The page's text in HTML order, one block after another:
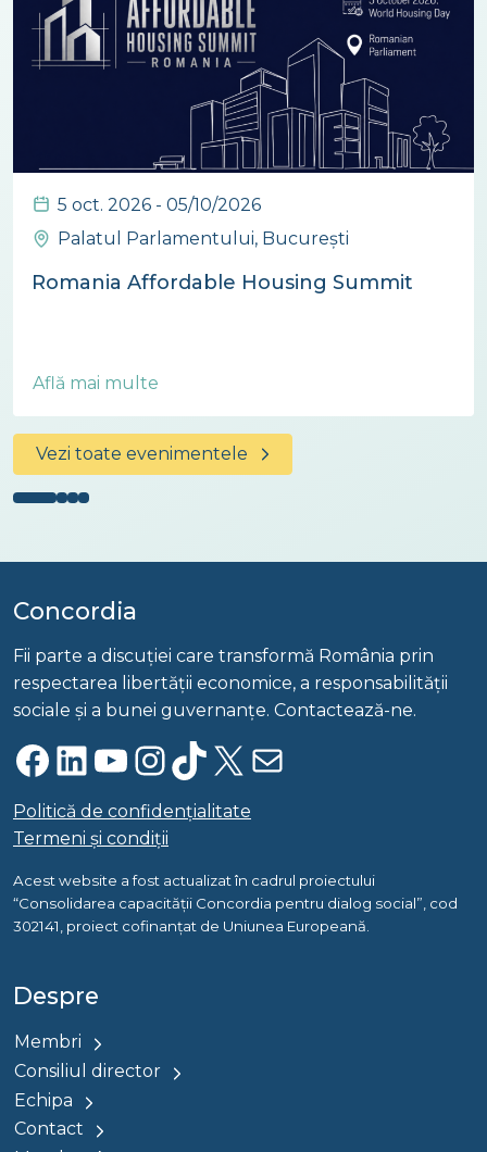
5 oct. 2026 - 05/10/2026
Palatul Parlamentului, București
Romania Affordable Housing Summit
Află mai multe
Vezi toate evenimentele
Concordia
Fii parte a discuției care transformă România prin
respectarea libertății economice, a responsabilității
sociale și a bunei guvernanțe. Contactează-ne.
Facebook LinkedIn YouTube InstagramTikTok X Mail
Politică de confidențialitate
Termeni și condiții
Acest website a fost actualizat în cadrul proiectului
“Consolidarea capacității Concordia pentru dialog social”, cod
302141, proiect cofinanțat de Uniunea Europeană.
Despre
Membri
Consiliul director
Echipa
Contact